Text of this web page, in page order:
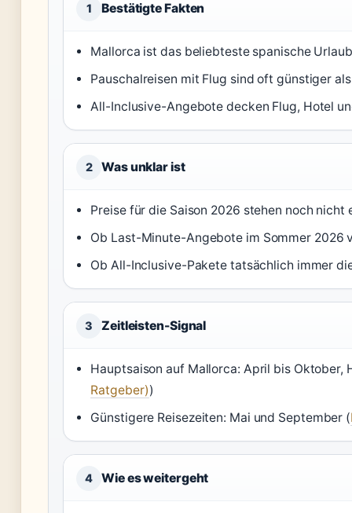
1 Bestätigte Fakten
Mallorca ist das beliebteste spanische
Pauschalreisen mit Flug sind oft günstiger
All-Inclusive-Angebote decken Flug, Hotel
2 Was unklar ist
Preise für die Saison 2026 stehen noch
Ob Last-Minute-Angebote im Sommer
Ob All-Inclusive-Pakete tatsächlich immer
3 Zeitleisten-Signal
Hauptsaison auf Mallorca: April bis Oktober,
Ratgeber))
Günstigere Reisezeiten: Mai und September (
4 Wie es weitergeht